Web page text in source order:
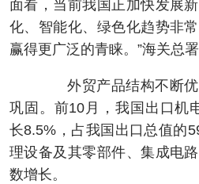
面看，当前我国正加快发展
化、智能化、绿色化趋势非
赢得更广泛的青睐。”海关总
外贸产品结构不断优化
巩固。前10月，我国出口机
长8.5%，占我国出口总值的
理设备及其零部件、集成电
数增长。